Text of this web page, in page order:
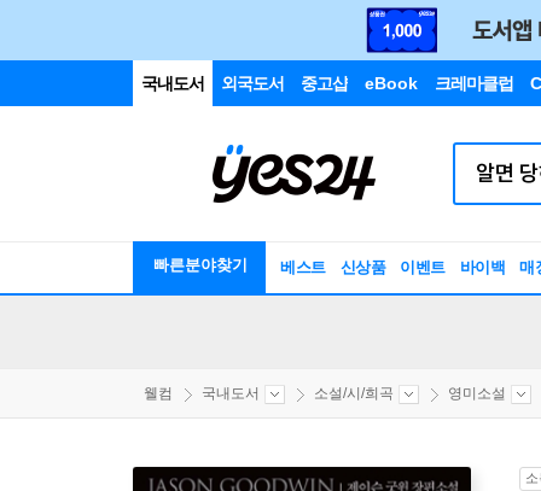
국내도서 외국도서 중고샵 eBook 크레마클럽
빠른분야찾기 베스트 신상품 이벤트 바이백 매
웰컴 국내도서 소설/시/희곡 영미소설